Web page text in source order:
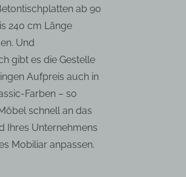
ab 90
240 cm Länge
Und
gibt es die Gestelle
Aufpreis auch in
Farben – so
schnell an das
Ihres Unternehmens
Mobiliar anpassen.